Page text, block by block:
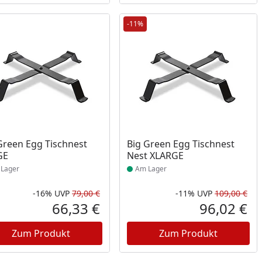
Egg Tischnest
am Lager
Rabatt in Prozent
-16%
Ursprünglicher Preis
UVP 79,00 €
Aktueller Preis
66,33 €
Zum Produkt
-11%
Big Green Egg Tischnest
Nest XLARGE
Produkt am Lager
Am Lager
-11% UVP 109,00 €
96,02 €
Zum Produkt